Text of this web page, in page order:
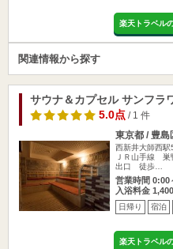
楽天トラベル
関連情報から探す
サウナ＆カプセル サンフラ
5.0点/ 1 件
東京都 / 豊島
西新井大師西駅
ＪＲ山手線
出口 徒歩…
営業時間 0:00
入浴料金
日帰り 宿泊
楽天トラベル